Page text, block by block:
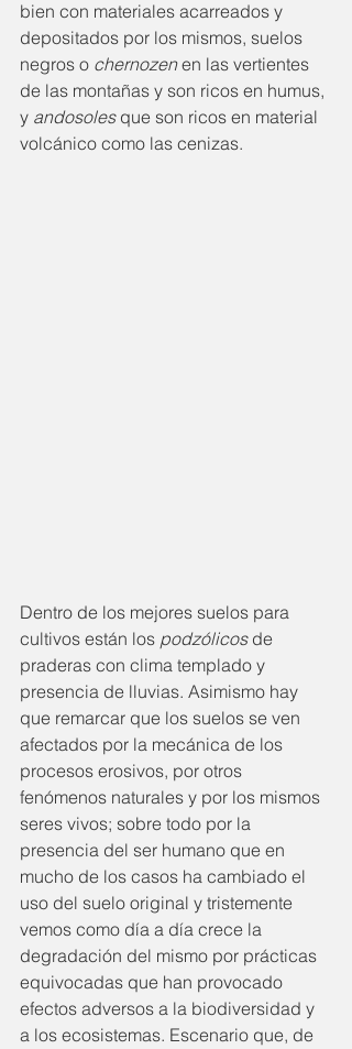
bien con materiales acarreados y
depositados por los mismos, suelos
negros o chernozen en las vertientes
de las montañas y son ricos en humus,
y andosoles que son ricos en material
volcánico como las cenizas.
Dentro de los mejores suelos para
cultivos están los podzólicos de
praderas con clima templado y
presencia de lluvias. Asimismo hay
que remarcar que los suelos se ven
afectados por la mecánica de los
procesos erosivos, por otros
fenómenos naturales y por los mismos
seres vivos; sobre todo por la
presencia del ser humano que en
mucho de los casos ha cambiado el
uso del suelo original y tristemente
vemos como día a día crece la
degradación del mismo por prácticas
equivocadas que han provocado
efectos adversos a la biodiversidad y
a los ecosistemas. Escenario que, de